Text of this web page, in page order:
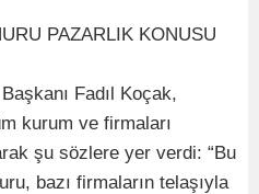
PAZARLIK KONUSU
Fadıl Koçak,
kurum ve firmaları
şu sözlere yer verdi: “Bu
bazı firmaların telaşıyla